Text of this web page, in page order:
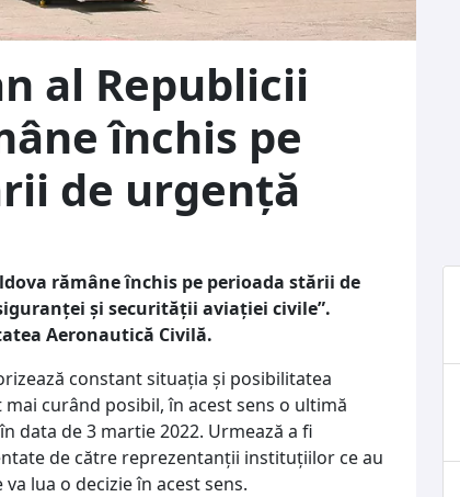
al Republicii
închis pe
de urgență
rămâne închis pe perioada stării de
și securității aviației civile”.
Aeronautică Civilă.
constant situația și posibilitatea
curând posibil, în acest sens o ultimă
data de 3 martie 2022. Urmează a fi
de către reprezentanții instituțiilor ce au
lua o decizie în acest sens.